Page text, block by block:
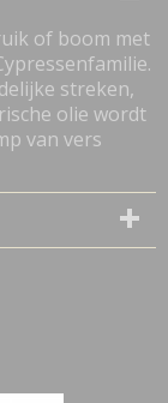
of boom met
streken,
olie wordt
van vers